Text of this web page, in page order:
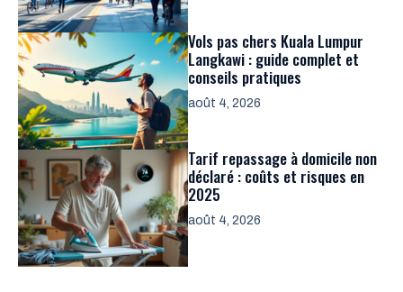
Vols pas chers Kuala Lumpur
Langkawi : guide complet et
conseils pratiques
août 4, 2026
Tarif repassage à domicile non
déclaré : coûts et risques en
2025
août 4, 2026